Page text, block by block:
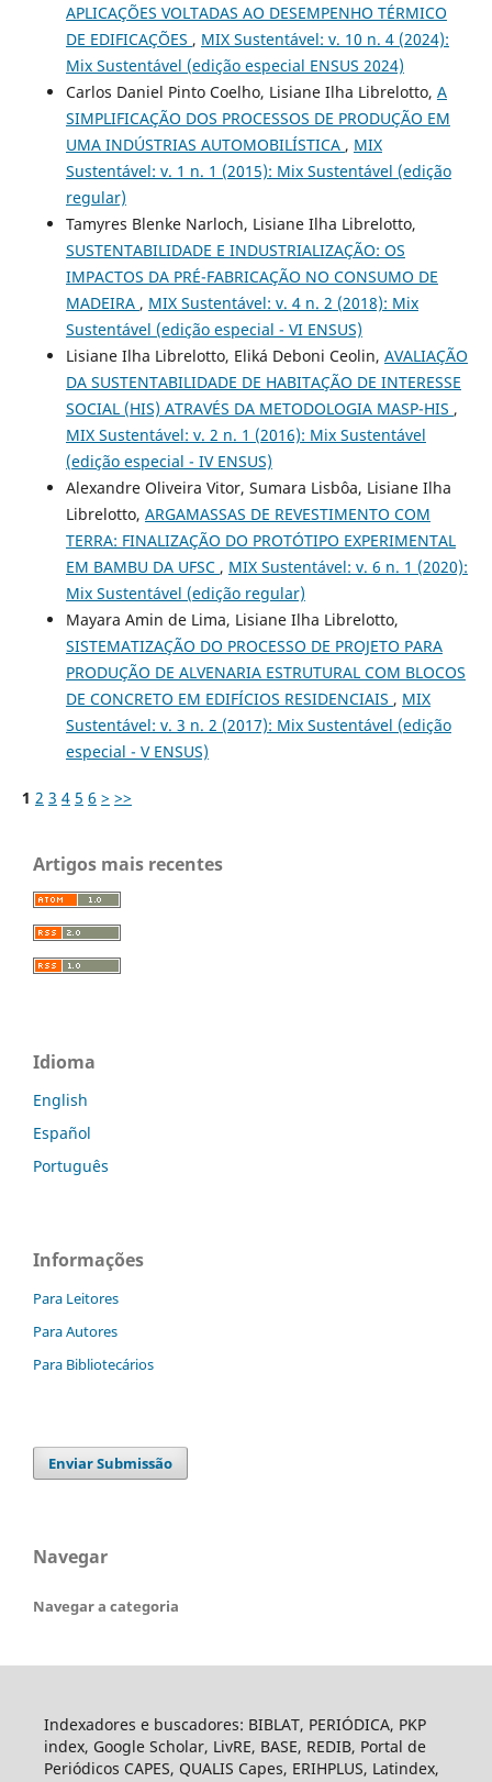
APLICAÇÕES VOLTADAS AO DESEMPENHO TÉRMICO
DE EDIFICAÇÕES , MIX Sustentável: v. 10 n. 4 (2024):
Mix Sustentável (edição especial ENSUS 2024)
Carlos Daniel Pinto Coelho, Lisiane Ilha Librelotto, A
SIMPLIFICAÇÃO DOS PROCESSOS DE PRODUÇÃO EM
UMA INDÚSTRIAS AUTOMOBILÍSTICA , MIX
Sustentável: v. 1 n. 1 (2015): Mix Sustentável (edição
regular)
Tamyres Blenke Narloch, Lisiane Ilha Librelotto,
SUSTENTABILIDADE E INDUSTRIALIZAÇÃO: OS
IMPACTOS DA PRÉ-FABRICAÇÃO NO CONSUMO DE
MADEIRA , MIX Sustentável: v. 4 n. 2 (2018): Mix
Sustentável (edição especial - VI ENSUS)
Lisiane Ilha Librelotto, Eliká Deboni Ceolin, AVALIAÇÃO
DA SUSTENTABILIDADE DE HABITAÇÃO DE INTERESSE
SOCIAL (HIS) ATRAVÉS DA METODOLOGIA MASP-HIS ,
MIX Sustentável: v. 2 n. 1 (2016): Mix Sustentável
(edição especial - IV ENSUS)
Alexandre Oliveira Vitor, Sumara Lisbôa, Lisiane Ilha
Librelotto, ARGAMASSAS DE REVESTIMENTO COM
TERRA: FINALIZAÇÃO DO PROTÓTIPO EXPERIMENTAL
EM BAMBU DA UFSC , MIX Sustentável: v. 6 n. 1 (2020):
Mix Sustentável (edição regular)
Mayara Amin de Lima, Lisiane Ilha Librelotto,
SISTEMATIZAÇÃO DO PROCESSO DE PROJETO PARA
PRODUÇÃO DE ALVENARIA ESTRUTURAL COM BLOCOS
DE CONCRETO EM EDIFÍCIOS RESIDENCIAIS , MIX
Sustentável: v. 3 n. 2 (2017): Mix Sustentável (edição
especial - V ENSUS)
1 2 3 4 5 6 > >>
Artigos mais recentes
Idioma
English
Español
Português
Informações
Para Leitores
Para Autores
Para Bibliotecários
Enviar Submissão
Navegar
Navegar a categoria
Indexadores e buscadores: BIBLAT, PERIÓDICA, PKP
index, Google Scholar, LivRE, BASE, REDIB, Portal de
Periódicos CAPES, QUALIS Capes, ERIHPLUS, Latindex,